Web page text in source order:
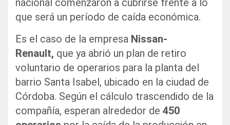
que será un período de caída económica.
Es el caso de la empresa Nissan-
Renault, que ya abrió un plan de retiro
voluntario de operarios para la planta del
barrio Santa Isabel, ubicado en la ciudad de
Córdoba. Según el cálculo trascendido de la
compañía, esperan alrededor de 450